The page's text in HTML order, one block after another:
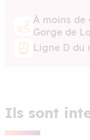
À moins de
Gorge de
Ligne D du
Ils sont